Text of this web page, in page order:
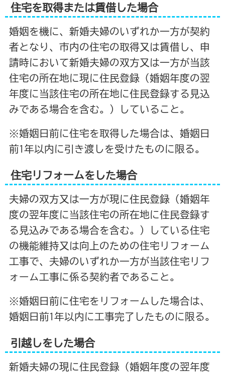
住宅を取得または賃借した場合
婚姻を機に、新婚夫婦のいずれか一方が契約
者となり、市内の住宅の取得又は賃借し、申
請時において新婚夫婦の双方又は一方が当該
住宅の所在地に現に住民登録（婚姻年度の翌
年度に当該住宅の所在地に住民登録する見込
みである場合を含む。）していること。
※婚姻日前に住宅を取得した場合は、婚姻日
前1年以内に引き渡しを受けたものに限る。
住宅リフォームをした場合
夫婦の双方又は一方が現に住民登録（婚姻年
度の翌年度に当該住宅の所在地に住民登録す
る見込みである場合を含む。）している住宅
の機能維持又は向上のための住宅リフォーム
工事で、夫婦のいずれか一方が当該住宅リフ
ォーム工事に係る契約者であること。
※婚姻日前に住宅をリフォームした場合は、
婚姻日前1年以内に工事完了したものに限る。
引越しをした場合
新婚夫婦の現に住民登録（婚姻年度の翌年度